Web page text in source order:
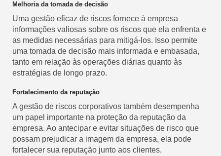
Melhoria da tomada de decisão
Uma gestão eficaz de riscos fornece à empresa
informações valiosas sobre os riscos que ela enfrenta e
as medidas necessárias para mitigá-los. Isso permite
uma tomada de decisão mais informada e embasada,
tanto em relação às operações diárias quanto às
estratégias de longo prazo.
Fortalecimento da reputação
A gestão de riscos corporativos também desempenha
um papel importante na proteção da reputação da
empresa. Ao antecipar e evitar situações de risco que
possam prejudicar a imagem da empresa, ela pode
fortalecer sua reputação junto aos clientes,